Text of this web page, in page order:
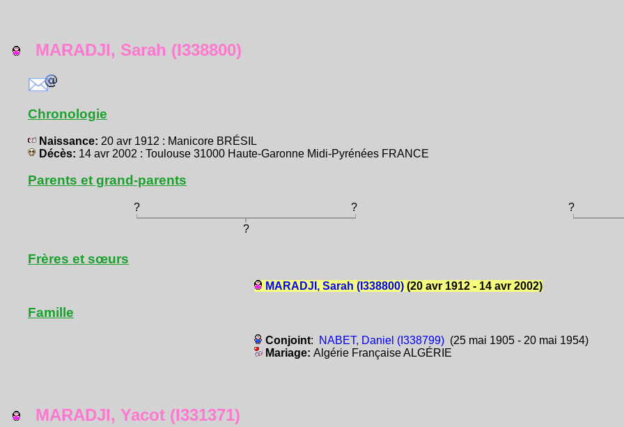
MARADJI, Sarah (I338800)
Chronologie
Naissance: 20 avr 1912 : Manicore BRÉSIL
Décès: 14 avr 2002 : Toulouse 31000 Haute-Garonne Midi-Pyrénées FRANCE
Parents et grand-parents
? ?
?
?
Frères et sœurs
MARADJI, Sarah (I338800) (20 avr 1912 - 14 avr 2002)
Famille
Conjoint: NABET, Daniel (I338799) (25 mai 1905 - 20 mai 1954)
Mariage:Algérie Française ALGÉRIE
MARADJI, Yacot (I331371)